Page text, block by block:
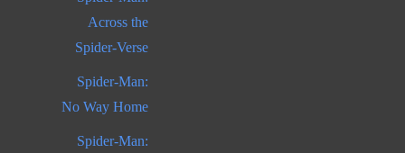
Across the
Spider-Verse
Spider-Man:
No Way Home
Spider-Man: